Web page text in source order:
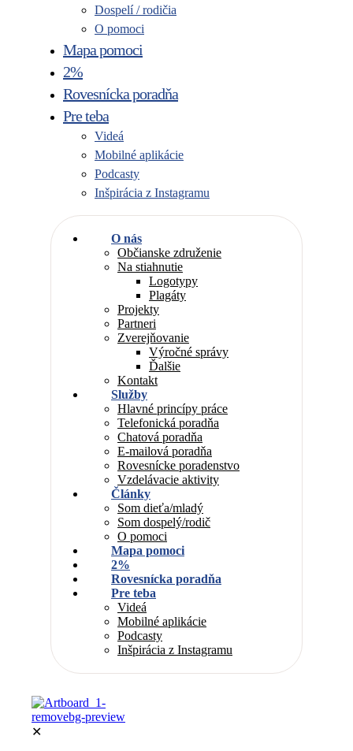
Dospelí / rodičia
O pomoci
Mapa pomoci
2%
Rovesnícka poradňa
Pre teba
Videá
Mobilné aplikácie
Podcasty
Inšpirácia z Instagramu
O nás
Občianske združenie
Na stiahnutie
Logotypy
Plagáty
Projekty
Partneri
Zverejňovanie
Výročné správy
Ďalšie
Kontakt
Služby
Hlavné princípy práce
Telefonická poradňa
Chatová poradňa
E-mailová poradňa
Rovesnícke poradenstvo
Vzdelávacie aktivity
Články
Som dieťa/mladý
Som dospelý/rodič
O pomoci
Mapa pomoci
2%
Rovesnícka poradňa
Pre teba
Videá
Mobilné aplikácie
Podcasty
Inšpirácia z Instagramu
✕